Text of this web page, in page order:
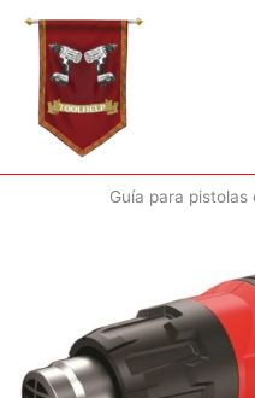
contenido
Guía para